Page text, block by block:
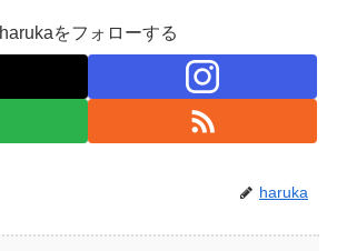
harukaをフォローする
haruka